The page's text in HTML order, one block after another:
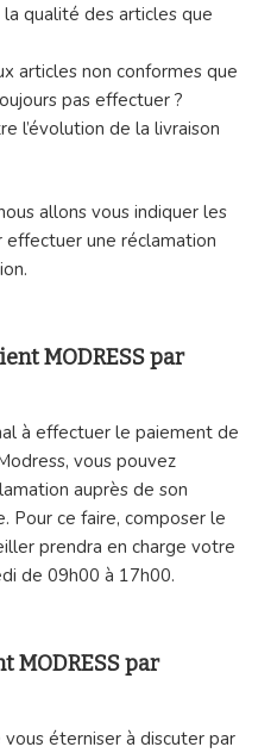
la qualité des articles que
articles non conformes que
pas effectuer ?
l’évolution de la livraison
allons vous indiquer les
une réclamation
MODRESS par
à effectuer le paiement de
vous pouvez
auprès de son
Pour ce faire, composer le
prendra en charge votre
de 09h00 à 17h00.
MODRESS par
vous éterniser à discuter par